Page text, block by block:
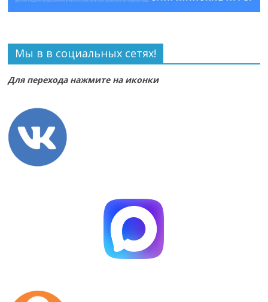
Мы в в социальных сетях!
Для перехода нажмите на иконки